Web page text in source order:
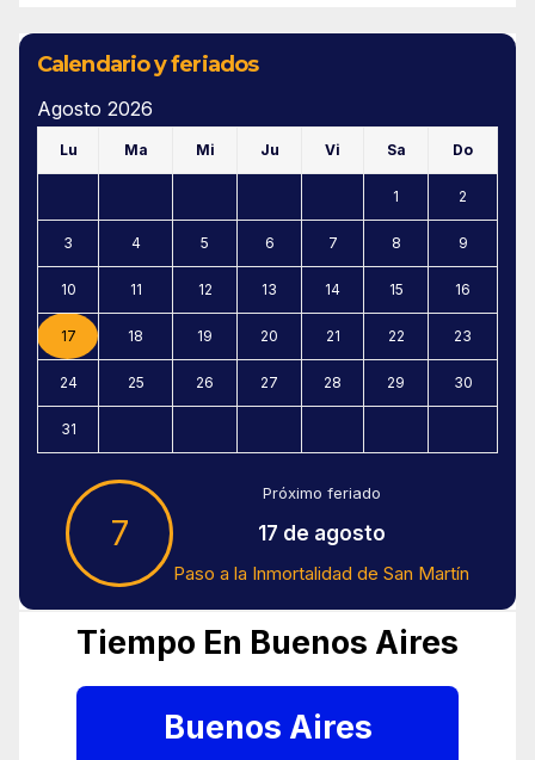
Calendario y feriados
Agosto 2026
Lu Ma Mi Ju Vi Sa Do
1 2
3 4 5 6 7 8 9
10 11 12 13 14 15 16
17 18 19 20 21 22 23
24 25 26 27 28 29 30
31
7
Próximo feriado
17 de agosto
Paso a la Inmortalidad de San Martín
Tiempo En Buenos Aires
Buenos Aires